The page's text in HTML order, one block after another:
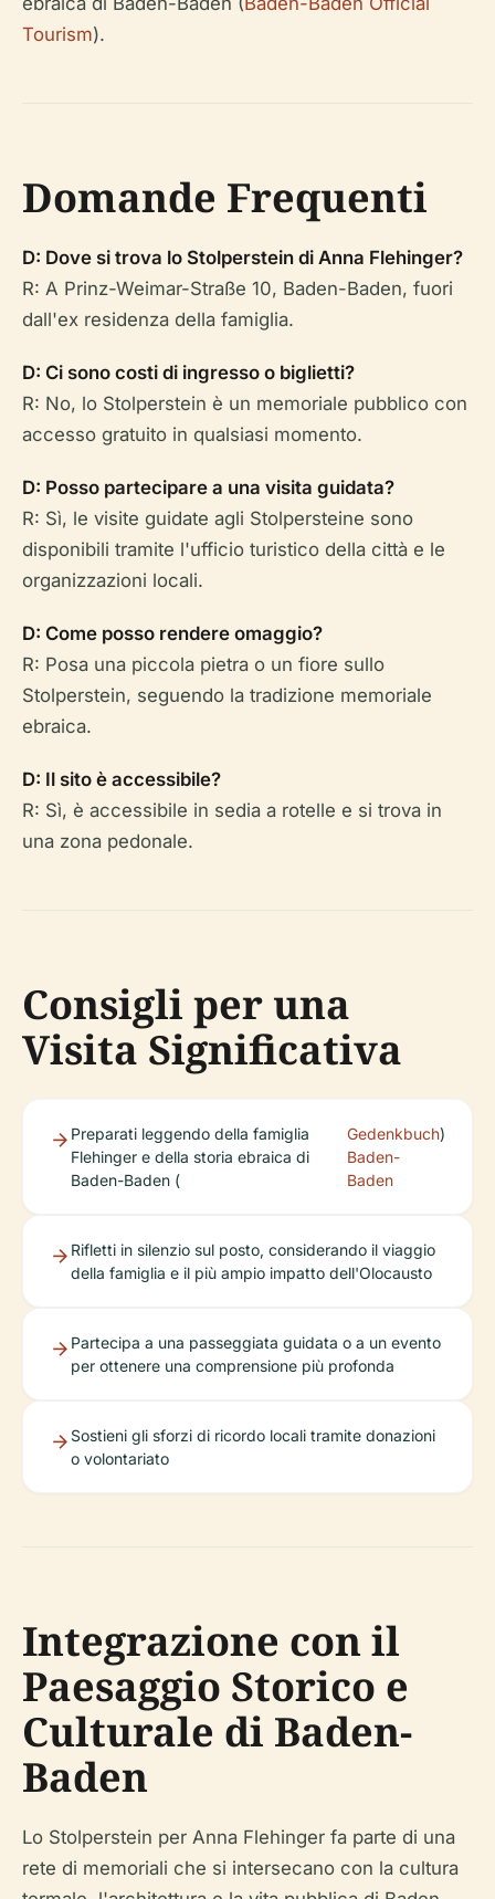
Tourism).
Domande Frequenti
D: Dove si trova lo Stolperstein di Anna Flehinger?
R: A Prinz-Weimar-Straße 10, Baden-Baden, fuori
dall'ex residenza della famiglia.
D: Ci sono costi di ingresso o biglietti?
R: No, lo Stolperstein è un memoriale pubblico con
accesso gratuito in qualsiasi momento.
D: Posso partecipare a una visita guidata?
R: Sì, le visite guidate agli Stolpersteine sono
disponibili tramite l'ufficio turistico della città e le
organizzazioni locali.
D: Come posso rendere omaggio?
R: Posa una piccola pietra o un fiore sullo
Stolperstein, seguendo la tradizione memoriale
ebraica.
D: Il sito è accessibile?
R: Sì, è accessibile in sedia a rotelle e si trova in
una zona pedonale.
Consigli per una
Visita Significativa
Preparati leggendo della famiglia
Flehinger e della storia ebraica di
Baden-Baden (
Gedenkbuch
Baden-
Baden
)
Rifletti in silenzio sul posto, considerando il viaggio
della famiglia e il più ampio impatto dell'Olocausto
Partecipa a una passeggiata guidata o a un evento
per ottenere una comprensione più profonda
Sostieni gli sforzi di ricordo locali tramite donazioni
o volontariato
Integrazione con il
Paesaggio Storico e
Culturale di Baden-
Baden
Lo Stolperstein per Anna Flehinger fa parte di una
rete di memoriali che si intersecano con la cultura